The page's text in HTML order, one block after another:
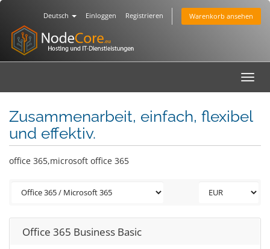
Deutsch Einloggen Registrieren Warenkorb ansehen
Zusammenarbeit, einfach, flexibel
und effektiv.
office 365,microsoft office 365
Office 365 Business Basic